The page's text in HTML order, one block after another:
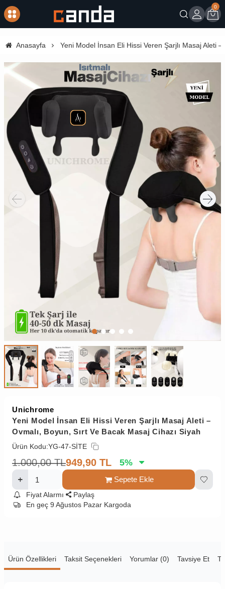
Giriş
0
Anasayfa Yeni Model İnsan Eli Hissi Veren Şarjlı Masaj Aleti
Unichrome
Yeni Model İnsan Eli Hissi Veren Şarjlı Masaj Aleti –
Ovmalı, Boyun, Sırt Ve Bacak Masaj Cihazı Siyah
Ürün Kodu:YG-47-SİTE
1.000,00 TL949,90 TL 5%
Sepete Ekle
Fiyat Alarmı
Paylaş
En geç 9 Ağustos Pazar Kargoda
Ürün Özellikleri Taksit Seçenekleri Yorumlar (0) Tavsiye Et